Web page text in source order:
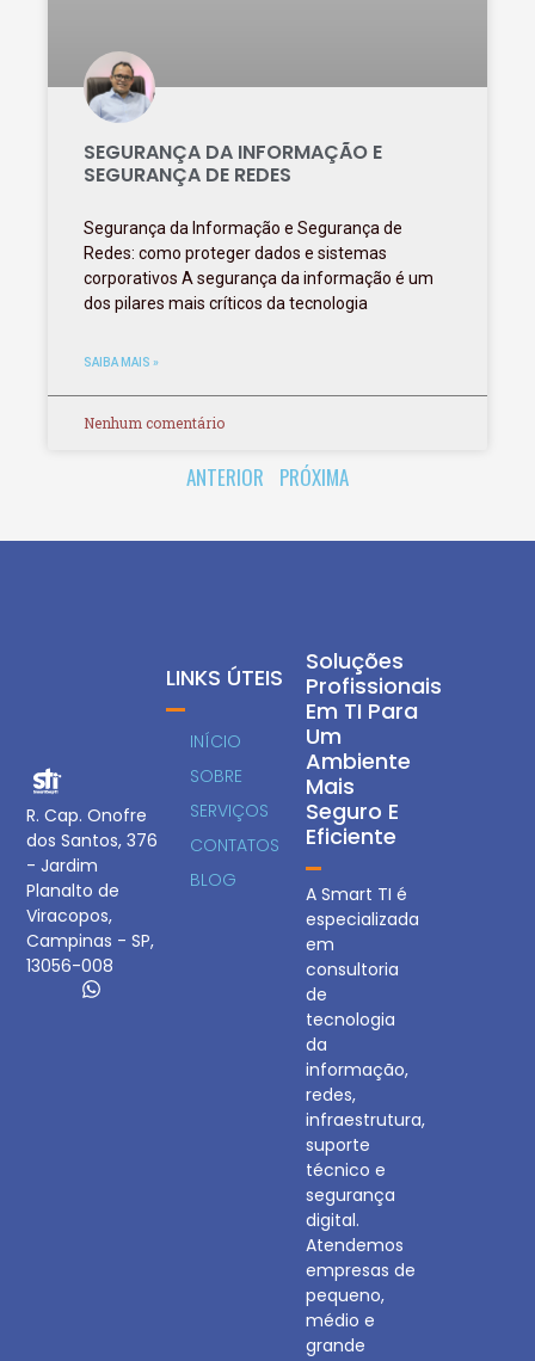
SEGURANÇA DA INFORMAÇÃO E
SEGURANÇA DE REDES
Segurança da Informação e Segurança de
Redes: como proteger dados e sistemas
corporativos A segurança da informação é um
dos pilares mais críticos da tecnologia
SAIBA MAIS »
Nenhum comentário
ANTERIOR PRÓXIMA
R. Cap. Onofre
dos Santos, 376
- Jardim
Planalto de
Viracopos,
Campinas - SP,
13056-008
Soluções
Profissionais
Em TI Para
Um
Ambiente
Mais
Seguro E
Eficiente
A Smart TI é
especializada
em
consultoria
de
tecnologia
da
informação,
redes,
infraestrutura,
suporte
técnico e
segurança
digital.
Atendemos
empresas de
pequeno,
médio e
grande
LINKS ÚTEIS
INÍCIO
SOBRE
SERVIÇOS
CONTATOS
BLOG